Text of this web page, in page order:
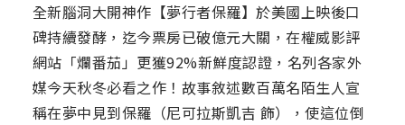
全新腦洞大開神作【夢行者保羅】於美國上映後口
碑持續發酵，迄今票房已破億元大關，在權威影評
網站「爛番茄」更獲92%新鮮度認證，名列各家外
媒今天秋冬必看之作！故事敘述數百萬名陌生人宣
稱在夢中見到保羅（尼可拉斯凱吉 飾），使這位倒